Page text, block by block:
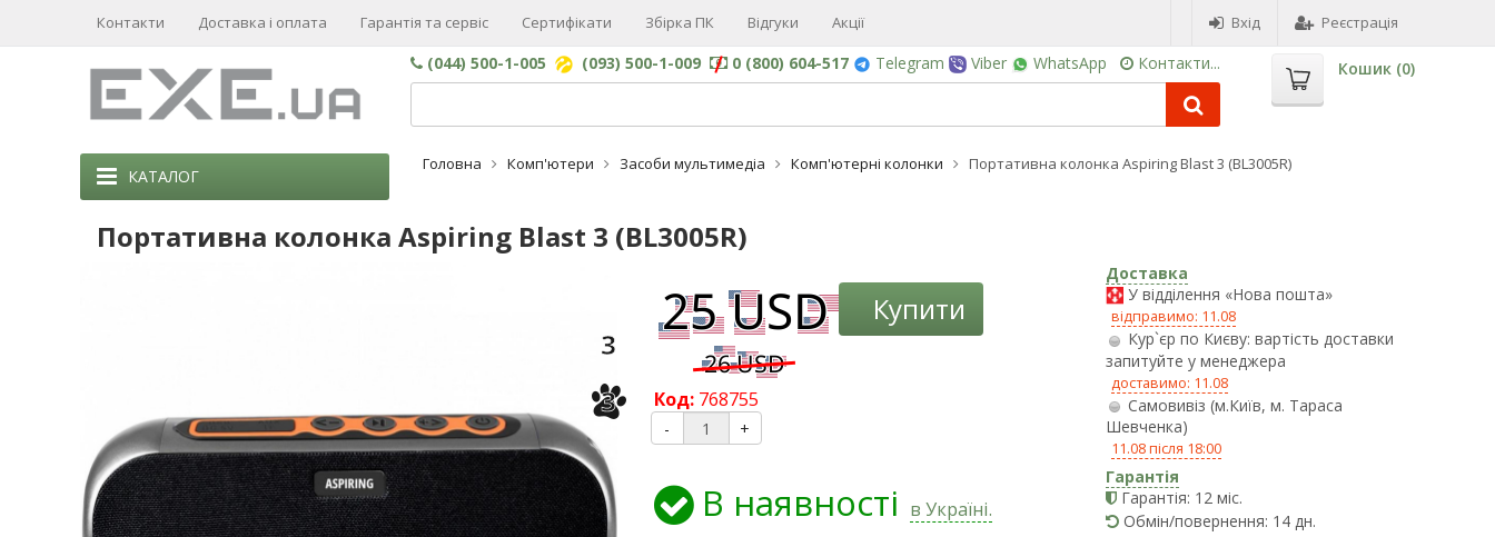
Контакти Доставка і оплата Гарантія та сервіс Сертифікати Збірка ПК Відгуки Акції Вхід Реєстрація
(044) 500-1-005 (093) 500-1-009 0 (800) 604-517 Telegram Viber WhatsApp Контакти... Кошик (0)
Головна Комп'ютери Засоби мультимедіа Комп'ютерні колонки Портативна колонка Aspiring Blast 3 (BL3005R)
Портативна колонка Aspiring Blast 3 (BL3005R)
3
3
Купити
Код: 768755
- +
В наявності в Україні.
Доставка
У відділення «Нова пошта»
відправимо: 11.08
Кур`єр по Києву: вартість доставки
запитуйте у менеджера
доставимо: 11.08
Самовивіз (м.Київ, м. Тараса
Шевченка)
11.08 після 18:00
Гарантія
Гарантія: 12 міс.
Обмін/повернення: 14 дн.
КАТАЛОГ